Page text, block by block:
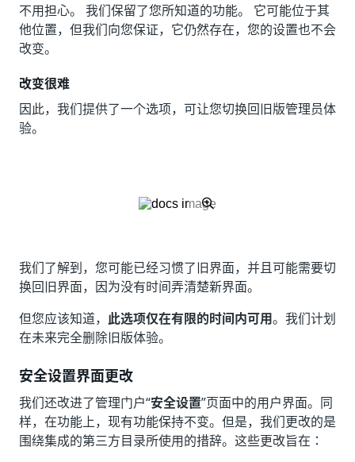
不用担心。 我们保留了您所知道的功能。 它可能位于其
他位置，但我们向您保证，它仍然存在，您的设置也不会
改变。
改变很难
因此，我们提供了一个选项，可让您切换回旧版管理员体
验。
我们了解到，您可能已经习惯了旧界面，并且可能需要切
换回旧界面，因为没有时间弄清楚新界面。
但您应该知道， 此选项仅在有限的时间内可用。我们计划
在未来完全删除旧版体验。
安全设置界面更改
我们还改进了管理门户“安全设置”页面中的用户界面。同
样，在功能上，现有功能保持不变。但是，我们更改的是
围绕集成的第三方目录所使用的措辞。这些更改旨在：